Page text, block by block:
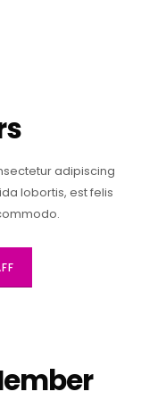
adipiscing
lobortis, est felis